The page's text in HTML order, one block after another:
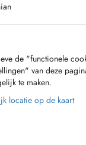
de "functionele
van deze
te maken.
locatie op de kaart